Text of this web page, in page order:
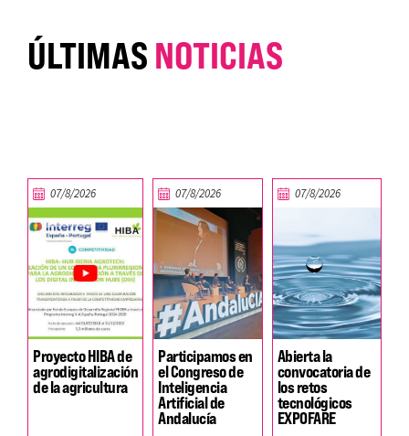
ÚLTIMAS NOTICIAS
07/8/2026
Proyecto HIBA de
agrodigitalización
de la agricultura
07/8/2026
Participamos en
el Congreso de
Inteligencia
Artificial de
Andalucía
07/8/2026
Abierta la
convocatoria de
los retos
tecnológicos
EXPOFARE